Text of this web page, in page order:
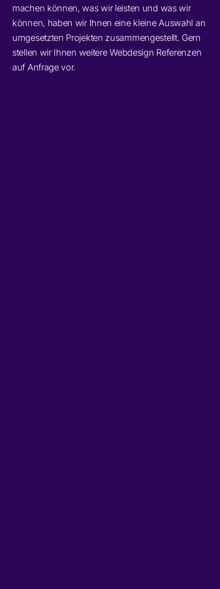
machen können, was wir leisten und was wir
können, haben wir Ihnen eine kleine Auswahl an
umgesetzten Projekten zusammengestellt. Gern
stellen wir Ihnen weitere Webdesign Referenzen
auf Anfrage vor.